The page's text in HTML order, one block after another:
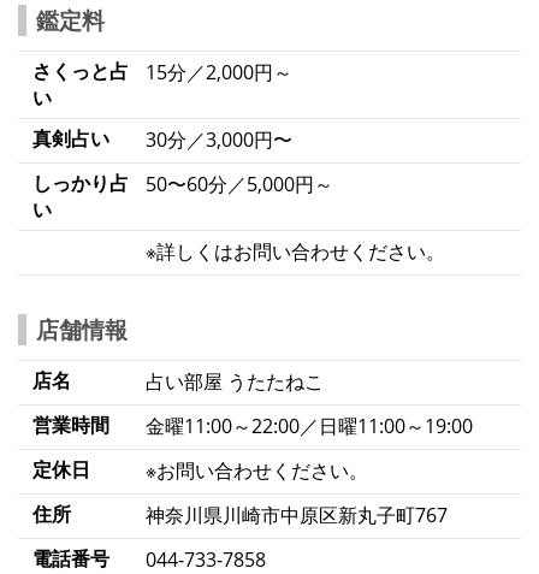
鑑定料
さくっと占
い
15分／2,000円～
真剣占い
30分／3,000円〜
しっかり占
い
50〜60分／5,000円～
※詳しくはお問い合わせください。
店舗情報
店名
占い部屋 うたたねこ
営業時間
金曜11:00～22:00／日曜11:00～19:00
定休日
※お問い合わせください。
住所
神奈川県川崎市中原区新丸子町767
電話番号
044-733-7858